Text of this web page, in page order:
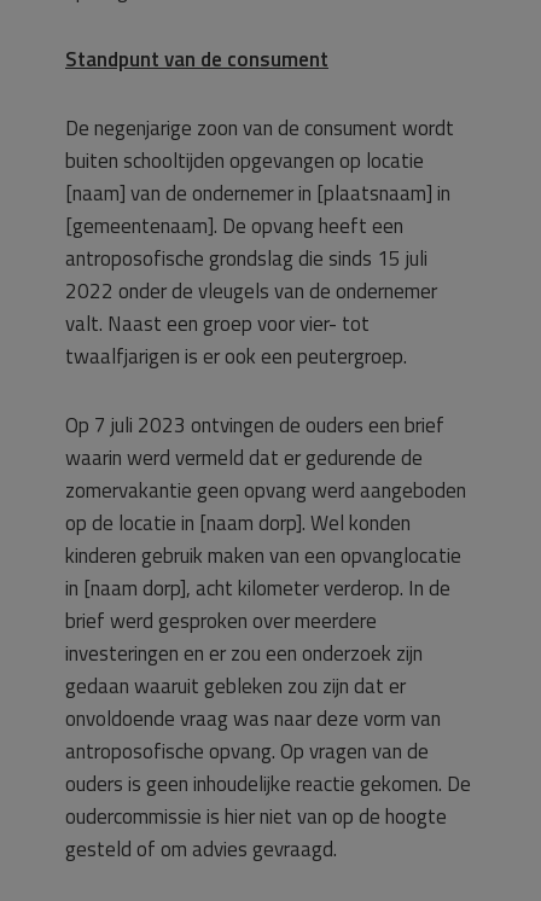
Standpunt van de consument
De negenjarige zoon van de consument wordt
buiten schooltijden opgevangen op locatie
[naam] van de ondernemer in [plaatsnaam] in
[gemeentenaam]. De opvang heeft een
antroposofische grondslag die sinds 15 juli
2022 onder de vleugels van de ondernemer
valt. Naast een groep voor vier- tot
twaalfjarigen is er ook een peutergroep.
Op 7 juli 2023 ontvingen de ouders een brief
waarin werd vermeld dat er gedurende de
zomervakantie geen opvang werd aangeboden
op de locatie in [naam dorp]. Wel konden
kinderen gebruik maken van een opvanglocatie
in [naam dorp], acht kilometer verderop. In de
brief werd gesproken over meerdere
investeringen en er zou een onderzoek zijn
gedaan waaruit gebleken zou zijn dat er
onvoldoende vraag was naar deze vorm van
antroposofische opvang. Op vragen van de
ouders is geen inhoudelijke reactie gekomen. De
oudercommissie is hier niet van op de hoogte
gesteld of om advies gevraagd.